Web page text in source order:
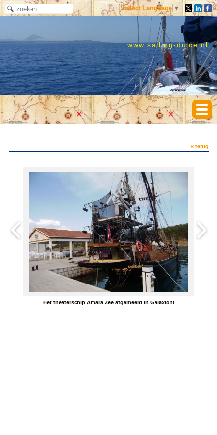
Select Language ▼
www.sailing-dulce.nl
« terug
Het theaterschip Amara Zee afgemeerd in Galaxidhi